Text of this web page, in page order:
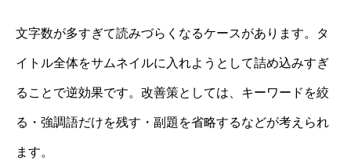
文字数が多すぎて読みづらくなるケースがあります。タ
イトル全体をサムネイルに入れようとして詰め込みすぎ
ることで逆効果です。改善策としては、キーワードを絞
る・強調語だけを残す・副題を省略するなどが考えられ
ます。